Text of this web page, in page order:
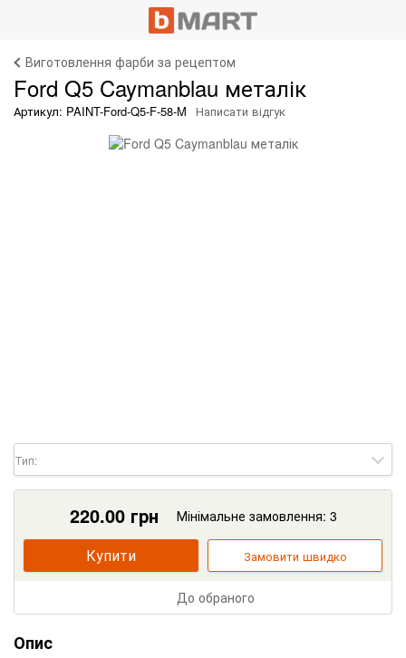
Виготовлення фарби за рецептом
Ford Q5 Caymanblau металік
Артикул: PAINT-Ford-Q5-F-58-M Написати відгук
Тип:
220.00грн Мінімальне замовлення: 3
Купити Замовити швидко
До обраного
Опис